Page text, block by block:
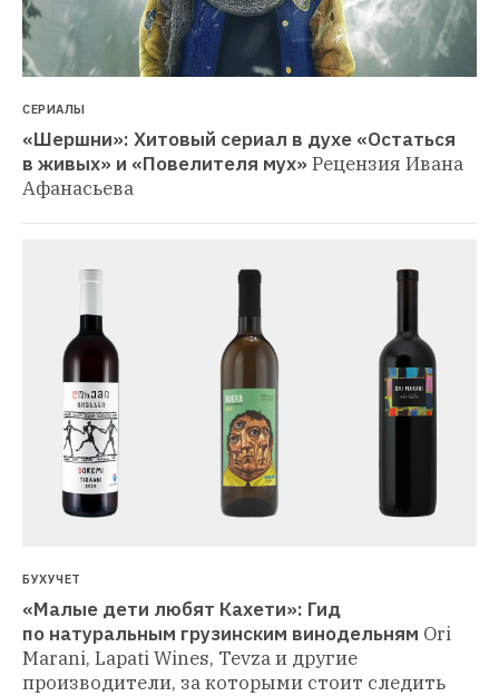
СЕРИАЛЫ
«Шершни»: Хитовый сериал в духе «Остаться
в живых» и «Повелителя мух» Рецензия Ивана
Афанасьева
БУХУЧЕТ
«Малые дети любят Кахети»: Гид
по натуральным грузинским винодельням Ori
Marani, Lapati Wines, Tevza и другие
производители, за которыми стоит следить